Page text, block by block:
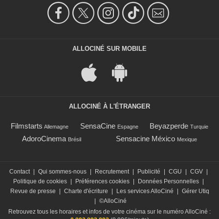
ALLOCINÉ SUR MOBILE
ALLOCINÉ À L'ÉTRANGER
Filmstarts Allemagne SensaCine Espagne Beyazperde Turquie
AdoroCinema Brésil Sensacine México Mexique
Contact Qui sommes-nous Recrutement Publicité CGU CGV
Politique de cookies
Préférences cookies Données Personnelles
Revue de presse
Charte d'écriture Les services AlloCiné
Gérer Utiq
©AlloCiné
Retrouvez tous les horaires et infos de votre cinéma sur le numéro AlloCiné :